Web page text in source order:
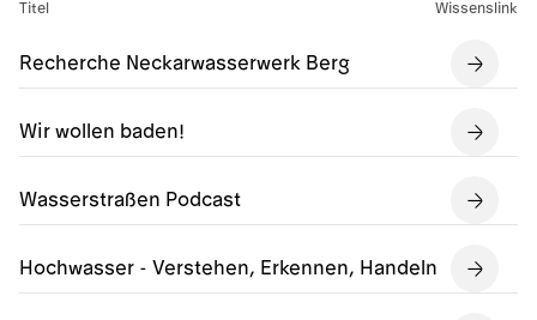
Titel Wissenslink
Recherche Neckarwasserwerk Berg
Wir wollen baden!
Wasserstraßen Podcast
Hochwasser - Verstehen, Erkennen, Handeln